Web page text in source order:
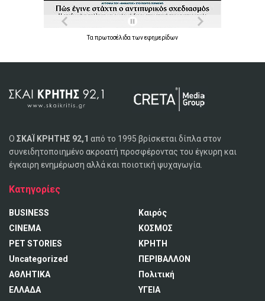
Τα πρωτοσέλιδα τωνεφημερίδων
Ο ΣΚΑΪ ΚΡΗΤΗΣ 92,1 από το 1995 βρίσκεται δίπλα στον
συνειδητοποιημένο ακροατή προσφέροντας του έγκυρη και
έγκαιρη ενημέρωση αλλά και ποιοτική ψυχαγωγία.
Κατηγορίες
BUSINESS
CINEMA
PET STORIES
Uncategorized
ΑΘΛΗΤΙΚΑ
ΕΛΛΑΔΑ
Καιρός
ΚΟΣΜΟΣ
ΚΡΗΤΗ
ΠΕΡΙΒΑΛΛΟΝ
Πολιτική
ΥΓΕΙΑ